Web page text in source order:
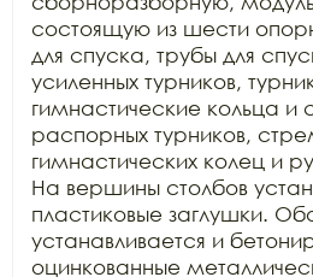
состоящую из шести
для спуска, трубы для
усиленных турников,
гимнастические кольца и
распорных турников,
гимнастических колец и
На вершины столбов
пластиковые заглушки.
устанавливается и
оцинкованные